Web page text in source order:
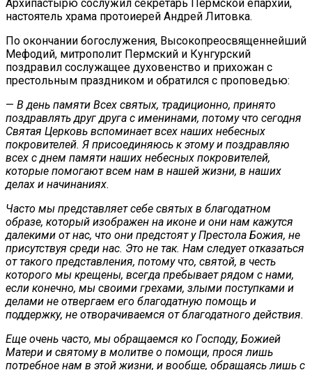
Архипастырю сослужил секретарь Пермской епархии,
настоятель храма протоиерей Андрей Литовка.
По окончании богослужения, Высокопреосвященнейший
Мефодий, митрополит Пермский и Кунгурский
поздравил сослужащее духовенство и прихожан с
престольным праздником и обратился с проповедью:
— В день памяти Всех святых, традиционно, принято
поздравлять друг друга с именинами, потому что сегодня
Святая Церковь вспоминает всех наших небесных
покровителей. Я присоединяюсь к этому и поздравляю
всех с днем памяти наших небесных покровителей,
которые помогают всем нам в нашей жизни, в наших
делах и начинаниях.
Часто мы представляет себе святых в благодатном
образе, который изображен на иконе и они нам кажутся
далекими от нас, что они предстоят у Престола Божия, не
присутствуя среди нас. Это не так. Нам следует отказаться
от такого представления, потому что, святой, в честь
которого мы крещены, всегда пребывает рядом с нами,
если конечно, мы своими грехами, злыми поступками и
делами не отвергаем его благодатную помощь и
поддержку, не отворачиваемся от благодатного действия.
Еще очень часто, мы обращаемся ко Господу, Божией
Матери и святому в молитве о помощи, прося лишь
потребное нам в этой жизни, и вообще, обращаясь лишь с